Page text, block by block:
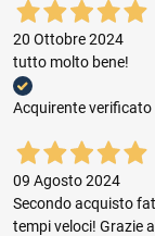
20 Ottobre 2024
tutto molto bene!
Acquirente verificato
09 Agosto 2024
Secondo acquisto
tempi veloci! Grazie